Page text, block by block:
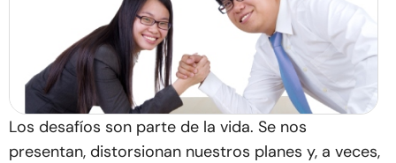
Los desafíos son parte de la vida. Se nos
presentan, distorsionan nuestros planes y, a veces,